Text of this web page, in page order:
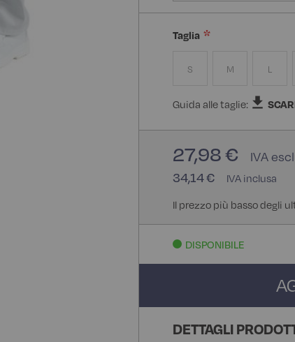
Taglia
S M L
Guida alle taglie:
34,14 €
27,98 €
Il prezzo più basso degli
DISPONIBILE
DETTAGLI